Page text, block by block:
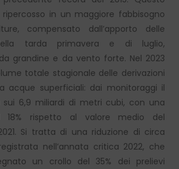
in un maggiore fabbisogno
compensato dall’apporto delle
tarda primavera e di luglio,
grandine e da vento forte. Nel 2023
totale stagionale delle derivazioni
acque superficiali: dai monitoraggi il
6,9 miliardi di metri cubi, con una
18% rispetto al valore medio del
Si tratta di una riduzione di circa
nell’annata critica 2022, che
un crollo del 35% dei prelievi